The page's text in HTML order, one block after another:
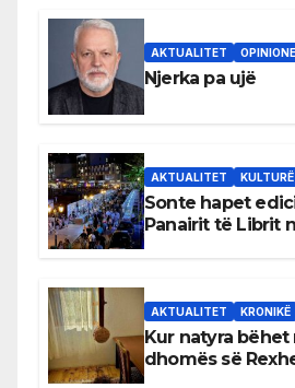
AKTUALITET OPINIONE
Njerka pa ujë
AKTUALITET KULTURË
Sonte hapet
Panairit të Librit
AKTUALITET KRONIKË
Kur natyra bëhet
dhomës së